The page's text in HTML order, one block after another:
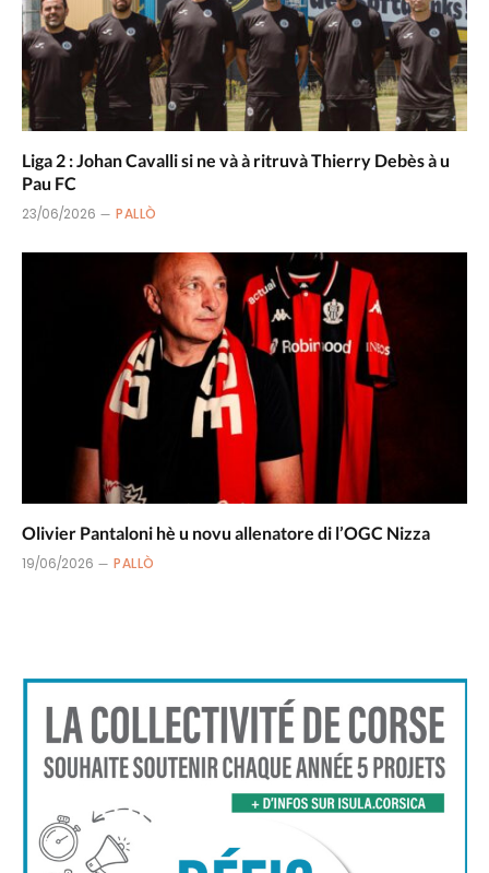
Liga 2 : Johan Cavalli si ne và à ritruvà Thierry Debès à u
Pau FC
23/06/2026 PALLÒ
Olivier Pantaloni hè u novu allenatore di l’OGC Nizza
19/06/2026 PALLÒ